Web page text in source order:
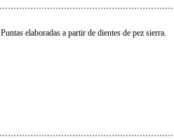
Puntas elaboradas a partir de dientes de pez sierra.